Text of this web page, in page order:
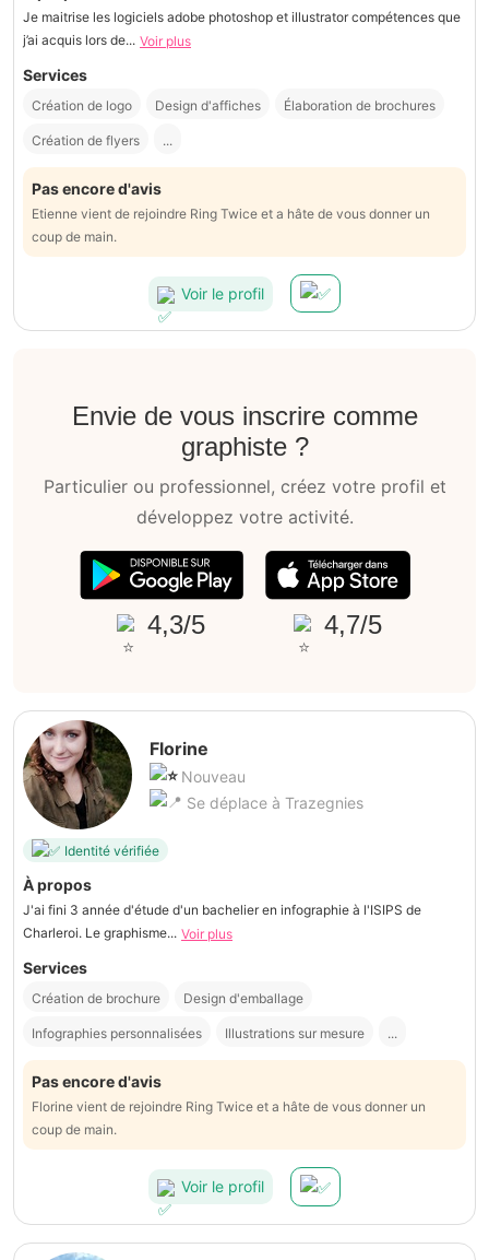
Je maitrise les logiciels adobe photoshop et illustrator compétences que
j’ai acquis lors de... Voir plus
Services
Création de logo Design d'affiches Élaboration de brochures
Création de flyers ...
Pas encore d'avis
Etienne vient de rejoindre Ring Twice et a hâte de vous donner un
coup de main.
Voir le profil
Envie de vous inscrire comme
graphiste ?
Particulier ou professionnel, créez votre profil et
développez votre activité.
4,3/5 4,7/5
Florine
Nouveau
Se déplace à Trazegnies
Identité vérifiée
À propos
J'ai fini 3 année d'étude d'un bachelier en infographie à l'ISIPS de
Charleroi. Le graphisme... Voir plus
Services
Création de brochure Design d'emballage
Infographies personnalisées Illustrations sur mesure ...
Pas encore d'avis
Florine vient de rejoindre Ring Twice et a hâte de vous donner un
coup de main.
Voir le profil